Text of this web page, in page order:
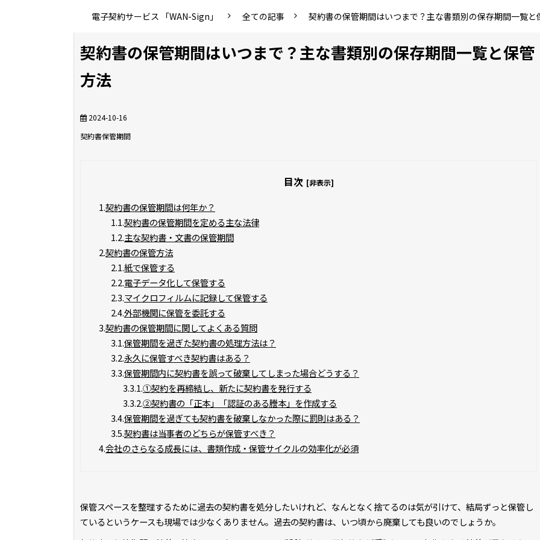
電子契約サービス 「WAN-Sign」 全ての記事 契約書の保管期間はいつまで？主な書類別の保存期間一覧と
契約書の保管期間はいつまで？主な書類別の保存期間一覧と保管
方法
2024-10-16
契約書保管期間
目次 [非表示]
1.契約書の保管期間は何年か？
1.1.契約書の保管期間を定める主な法律
1.2.主な契約書・文書の保管期間
2.契約書の保管方法
2.1.紙で保管する
2.2.電子データ化して保管する
2.3.マイクロフィルムに記録して保管する
2.4.外部機関に保管を委託する
3.契約書の保管期間に関してよくある質問
3.1.保管期間を過ぎた契約書の処理方法は？
3.2.永久に保管すべき契約書はある？
3.3.保管期間内に契約書を誤って破棄してしまった場合どうする？
3.3.1.①契約を再締結し、新たに契約書を発行する
3.3.2.②契約書の「正本」「認証のある謄本」を作成する
3.4.保管期間を過ぎても契約書を破棄しなかった際に罰則はある？
3.5.契約書は当事者のどちらが保管すべき？
4.会社のさらなる成長には、書類作成・保管サイクルの効率化が必須
保管スペースを整理するために過去の契約書を処分したいけれど、なんとなく捨てるのは気が引けて、結局ずっと保管し
ているというケースも現場では少なくありません。過去の契約書は、いつ頃から廃棄しても良いのでしょうか。